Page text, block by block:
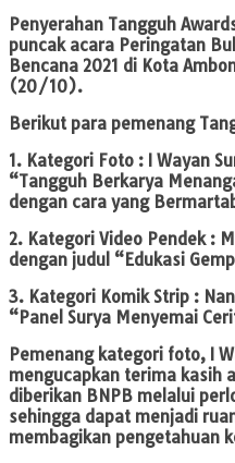
Penyerahan Tangguh
puncak acara Peringatan
Bencana 2021 di Kota
(20/10).
Berikut para pemenang
1. Kategori Foto : I Wayan
“Tangguh Berkarya
dengan cara yang
2. Kategori Video Pendek :
dengan judul “Edukasi
3. Kategori Komik Strip :
“Panel Surya Menyemai
Pemenang kategori foto, I
mengucapkan terima kasih
diberikan BNPB melalui
sehingga dapat menjadi
membagikan pengetahuan